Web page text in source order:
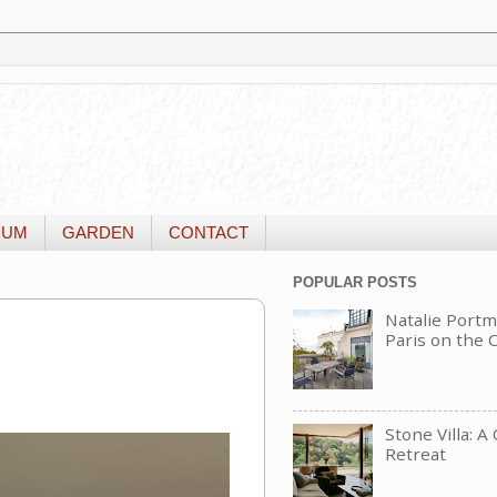
GARDEN CONTACT
POPULAR POSTS
Natalie
Paris on the
Stone Villa:
Retreat